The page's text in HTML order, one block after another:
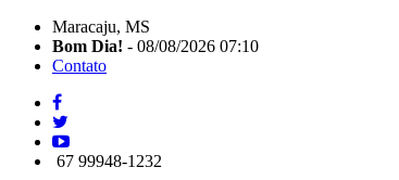
Maracaju, MS
Bom Dia! - 08/08/2026 07:10
Contato
67 99948-1232